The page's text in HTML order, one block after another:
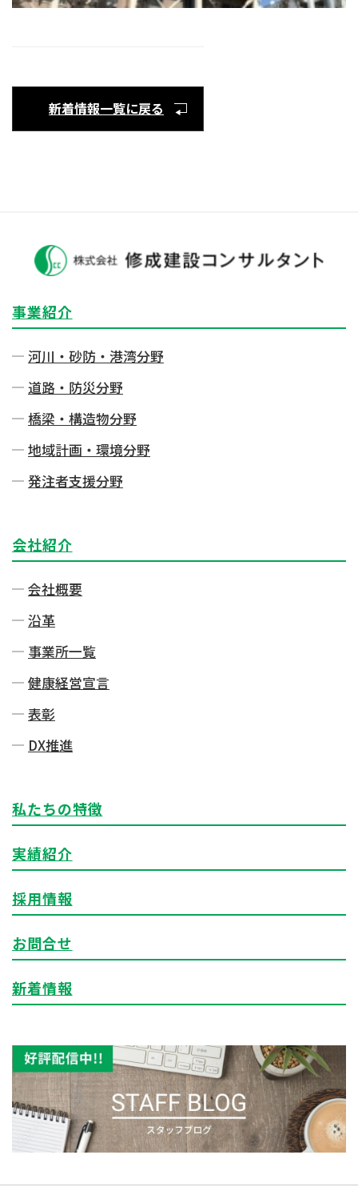
新着情報一覧に戻る
事業紹介
河川・砂防・港湾分野
道路・防災分野
橋梁・構造物分野
地域計画・環境分野
発注者⽀援分野
会社紹介
会社概要
沿革
事業所一覧
健康経営宣言
表彰
DX推進
私たちの特徴
実績紹介
採用情報
お問合せ
新着情報